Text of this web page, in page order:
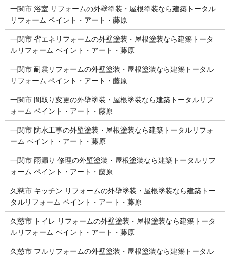
一関市 浴室 リフォームの外壁塗装・屋根塗装なら建築トータル
リフォーム ペイント・アート・藤原
一関市 省エネリフォームの外壁塗装・屋根塗装なら建築トータ
ルリフォーム ペイント・アート・藤原
一関市 耐震リフォームの外壁塗装・屋根塗装なら建築トータル
リフォーム ペイント・アート・藤原
一関市 間取り変更の外壁塗装・屋根塗装なら建築トータルリフ
ォーム ペイント・アート・藤原
一関市 防水工事の外壁塗装・屋根塗装なら建築トータルリフォ
ーム ペイント・アート・藤原
一関市 雨漏り 修理の外壁塗装・屋根塗装なら建築トータルリフ
ォーム ペイント・アート・藤原
久慈市 キッチン リフォームの外壁塗装・屋根塗装なら建築トー
タルリフォーム ペイント・アート・藤原
久慈市 トイレ リフォームの外壁塗装・屋根塗装なら建築トータ
ルリフォーム ペイント・アート・藤原
久慈市 フルリフォームの外壁塗装・屋根塗装なら建築トータル